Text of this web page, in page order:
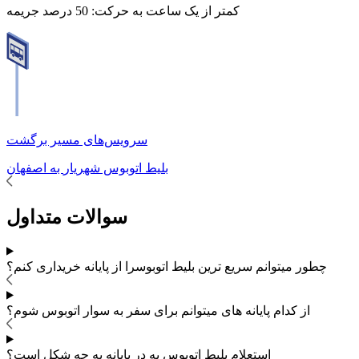
کمتر از یک ساعت به حرکت: 50 درصد جریمه
سرویس‌های مسیر برگشت
بلیط اتوبوس شهریار به اصفهان
سوالات متداول
چطور میتوانم سریع ترین بلیط اتوبوسرا از پایانه خریداری کنم؟
از کدام پایانه های میتوانم برای سفر به سوار اتوبوس شوم؟
استعلام بلیط اتوبوس به در پایانه به چه شکل است؟